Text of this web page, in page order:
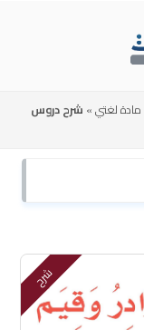
مادة لغتي» شرح دروس
شرح